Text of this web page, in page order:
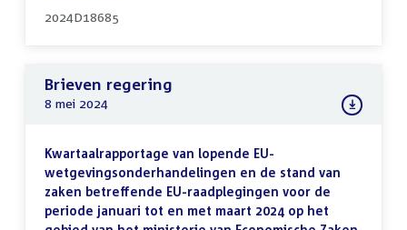
2024D18685
Brieven regering
8 mei 2024
Kwartaalrapportage van lopende EU-
wetgevingsonderhandelingen en de stand van
zaken betreffende EU-raadplegingen voor de
periode januari tot en met maart 2024 op het